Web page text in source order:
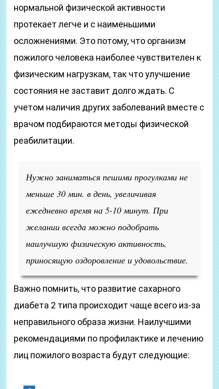
нормальной физической активности
протекает легче и с наименьшими
осложнениями. Это потому, что организм
пожилого человека наиболее чувствителен к
физическим нагрузкам, так что улучшение
состояния не заставит долго ждать. С
учетом наличия других заболеваний вместе с
врачом подбираются методы физической
реабилитации.
Нужно заниматься пешими прогулками не
меньше 30 мин. в день, увеличивая
ежедневно время на 5-10 минут. При
желании всегда можно подобрать
наилучшую физическую активность,
приносящую оздоровление и удовольствие.
Важно помнить, что развитие сахарного
диабета 2 типа происходит чаще всего из-за
неправильного образа жизни. Наилучшими
рекомендациями по профилактике и лечению
лиц пожилого возраста будут следующие: